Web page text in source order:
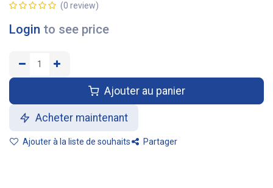
(0 review)
Login to see price
Ajouter au panier
Acheter maintenant
Ajouter à la liste de souhaits Partager